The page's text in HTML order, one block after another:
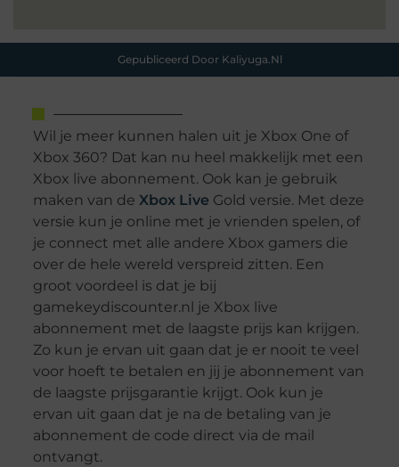
Gepubliceerd Door Kaliyuga.nl
Wil je meer kunnen halen uit je Xbox One of
Xbox 360? Dat kan nu heel makkelijk met een
Xbox live abonnement. Ook kan je gebruik
maken van de Xbox Live Gold versie. Met deze
versie kun je online met je vrienden spelen, of
je connect met alle andere Xbox gamers die
over de hele wereld verspreid zitten. Een
groot voordeel is dat je bij
gamekeydiscounter.nl je Xbox live
abonnement met de laagste prijs kan krijgen.
Zo kun je ervan uit gaan dat je er nooit te veel
voor hoeft te betalen en jij je abonnement van
de laagste prijsgarantie krijgt. Ook kun je
ervan uit gaan dat je na de betaling van je
abonnement de code direct via de mail
ontvangt.